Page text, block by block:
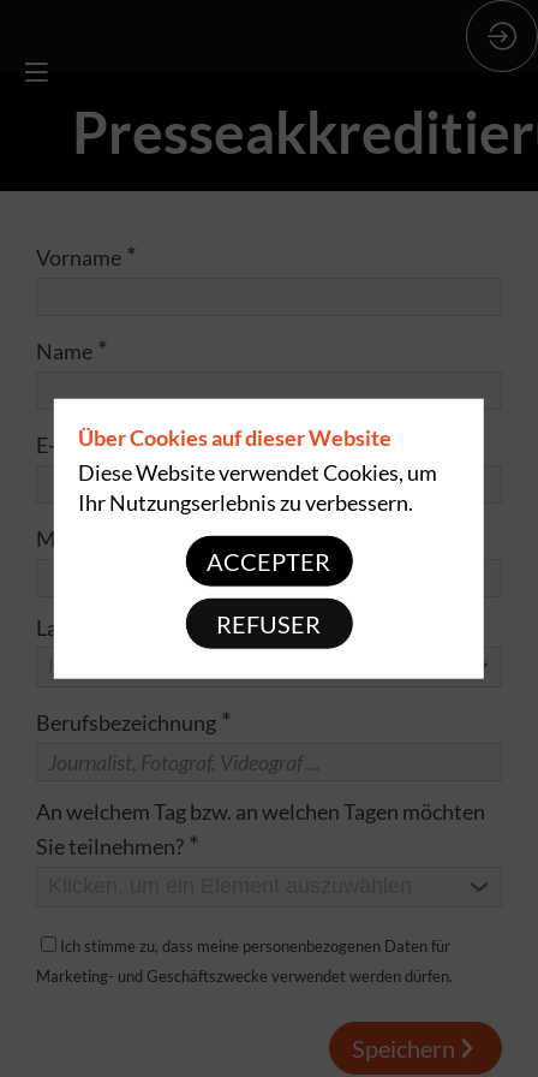
Vorname *
Name *
E-Mail*
Medien
Land
Berufsbezeichnung *
An welchem Tag bzw. an welchen Tagen möchten
Sie teilnehmen? *
Ich stimme zu, dass meine personenbezogenen Daten für
Marketing- und Geschäftszwecke verwendet werden dürfen.
Speichern
Über Cookies auf dieser Website
Diese Website verwendet Cookies, um
Ihr Nutzungserlebnis zu verbessern.
ACCEPTER
REFUSER